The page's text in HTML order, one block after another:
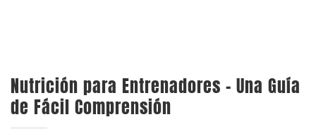
Nutrición para Entrenadores – Una Guía
de Fácil Comprensión